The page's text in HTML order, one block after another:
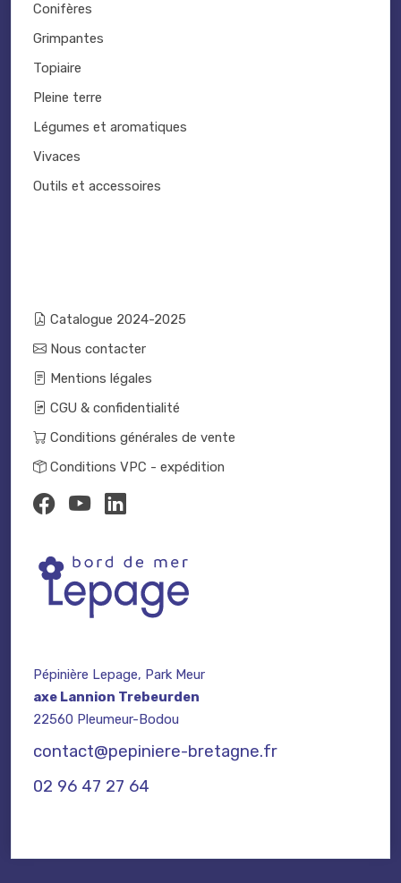
Conifères
Grimpantes
Topiaire
Pleine terre
Légumes et aromatiques
Vivaces
Outils et accessoires
Catalogue 2024-2025
Nous contacter
Mentions légales
CGU & confidentialité
Conditions générales de vente
Conditions VPC - expédition
Pépinière Lepage, Park Meur
axe Lannion Trebeurden
22560 Pleumeur-Bodou
contact@pepiniere-bretagne.fr
02 96 47 27 64